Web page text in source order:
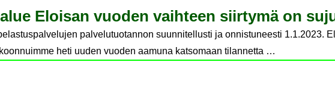
Eloi­san vuo­den vaih­teen siir­ty­mä on
palvelutuotannon suunnitellusti ja onnistuneesti 1.1.2023.
heti uuden vuoden aamuna katsomaan tilannetta …